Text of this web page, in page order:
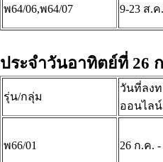
พ64/06,พ64/07 9-23 ส.ค
ประจำวันอาทิตย์ที่ 26
รุ่น/กลุ่ม
วันที่ลงท
ออนไลน์
พ66/01 26 ก.ค.